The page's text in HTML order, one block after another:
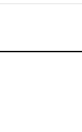
2025. Selama
Wamanggu